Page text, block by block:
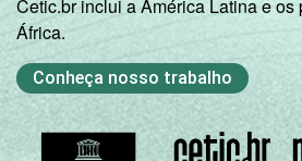
Cetic.br inclui a América Latina e
África.
Conheça nosso trabalho